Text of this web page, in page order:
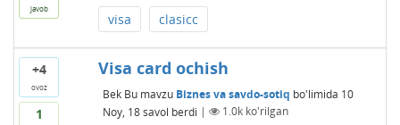
javob
visa clasicc
+4
ovoz
1
Visa card ochish
Bek Bu mavzu Biznes va savdo-sotiq bo'limida 10
Noy, 18 savol berdi | 1.0kko'rilgan